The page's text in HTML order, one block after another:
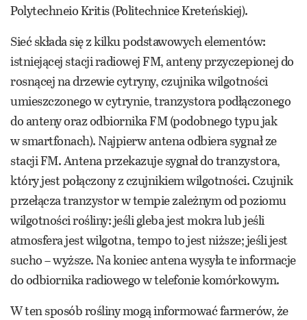
Polytechneio Kritis (Politechnice Kreteńskiej).
Sieć składa się z kilku podstawowych elementów:
istniejącej stacji radiowej FM, anteny przyczepionej do
rosnącej na drzewie cytryny, czujnika wilgotności
umieszczonego w cytrynie, tranzystora podłączonego
do anteny oraz odbiornika FM (podobnego typu jak
w smartfonach). Najpierw antena odbiera sygnał ze
stacji FM. Antena przekazuje sygnał do tranzystora,
który jest połączony z czujnikiem wilgotności. Czujnik
przełącza tranzystor w tempie zależnym od poziomu
wilgotności rośliny: jeśli gleba jest mokra lub jeśli
atmosfera jest wilgotna, tempo to jest niższe; jeśli jest
sucho – wyższe. Na koniec antena wysyła te informacje
do odbiornika radiowego w telefonie komórkowym.
W ten sposób rośliny mogą informować farmerów, że